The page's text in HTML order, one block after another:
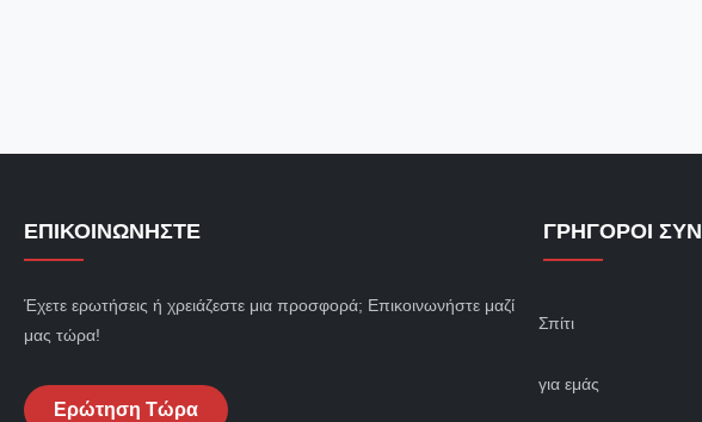
ΕΠΙΚΟΙΝΩΝΉΣΤΕ
Έχετε ερωτήσεις ή χρειάζεστε μια προσφορά; Επικοινωνήστε μαζί
μας τώρα!
Ερώτηση Τώρα
ΓΡΉΓΟΡΟΙ
Σπίτι
για εμάς